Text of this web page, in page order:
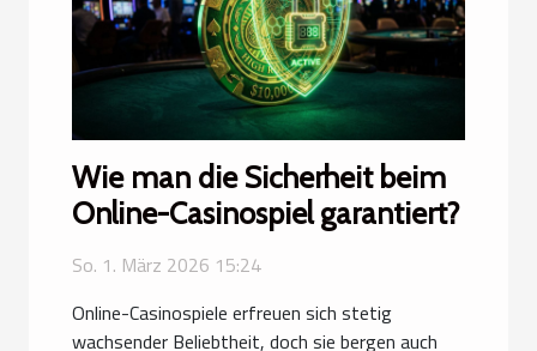
Wie man die Sicherheit beim
Online-Casinospiel garantiert?
So. 1. März 2026 15:24
Online-Casinospiele erfreuen sich stetig
wachsender Beliebtheit, doch sie bergen auch